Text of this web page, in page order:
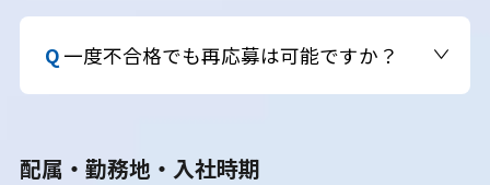
もちろん進めます。インターンシップは選考におけ
る加点要素になることもありますが、必須ではあ
りません。
一度不合格でも再応募は可能ですか？
配属・勤務地・入社時期